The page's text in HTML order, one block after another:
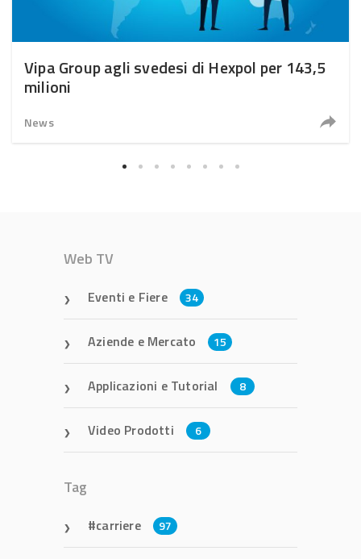
Vipa Group agli svedesi di Hexpol per 143,5
milioni
News
Web TV
Eventi e Fiere 34
Aziende e Mercato 15
Applicazioni e Tutorial 8
Video Prodotti 6
Tag
carriere 97